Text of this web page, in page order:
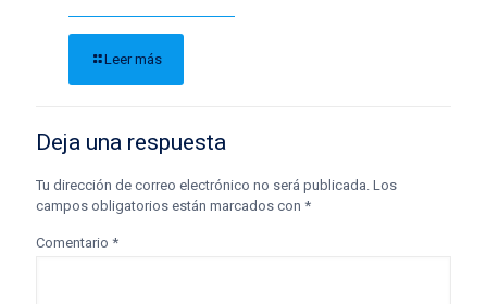
Leer más
Deja una respuesta
Tu dirección de correo electrónico no será publicada. Los
campos obligatorios están marcados con *
Comentario *